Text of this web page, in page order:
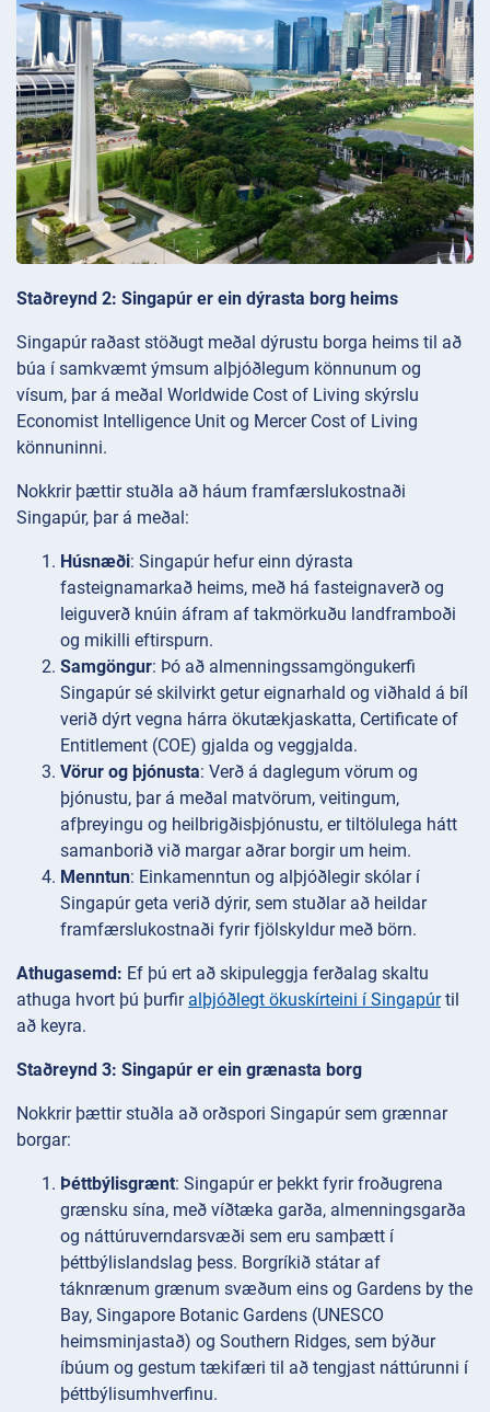
Staðreynd 2: Singapúr er ein dýrasta borg heims
Singapúr raðast stöðugt meðal dýrustu borga heims til að
búa í samkvæmt ýmsum alþjóðlegum könnunum og
vísum, þar á meðal Worldwide Cost of Living skýrslu
Economist Intelligence Unit og Mercer Cost of Living
könnuninni.
Nokkrir þættir stuðla að háum framfærslukostnaði
Singapúr, þar á meðal:
Húsnæði: Singapúr hefur einn dýrasta
fasteignamarkað heims, með há fasteignaverð og
leiguverð knúin áfram af takmörkuðu landframboði
og mikilli eftirspurn.
Samgöngur: Þó að almenningssamgöngukerfi
Singapúr sé skilvirkt getur eignarhald og viðhald á bíl
verið dýrt vegna hárra ökutækjaskatta, Certificate of
Entitlement (COE) gjalda og veggjalda.
Vörur og þjónusta: Verð á daglegum vörum og
þjónustu, þar á meðal matvörum, veitingum,
afþreyingu og heilbrigðisþjónustu, er tiltölulega hátt
samanborið við margar aðrar borgir um heim.
Menntun: Einkamenntun og alþjóðlegir skólar í
Singapúr geta verið dýrir, sem stuðlar að heildar
framfærslukostnaði fyrir fjölskyldur með börn.
Athugasemd: Ef þú ert að skipuleggja ferðalag skaltu
athuga hvort þú þurfir alþjóðlegt ökuskírteini í Singapúrtil
að keyra.
Staðreynd 3: Singapúr er ein grænasta borg
Nokkrir þættir stuðla að orðspori Singapúr sem grænnar
borgar:
Þéttbýlisgrænt: Singapúr er þekkt fyrir froðugrena
grænsku sína, með víðtæka garða, almenningsgarða
og náttúruverndarsvæði sem eru samþætt í
þéttbýlislandslag þess. Borgríkið státar af
táknrænum grænum svæðum eins og Gardens by the
Bay, Singapore Botanic Gardens (UNESCO
heimsminjastað) og Southern Ridges, sem býður
íbúum og gestum tækifæri til að tengjast náttúrunni í
þéttbýlisumhverfinu.